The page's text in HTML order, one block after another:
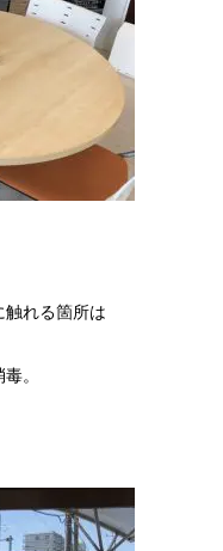
触れる箇所は
。